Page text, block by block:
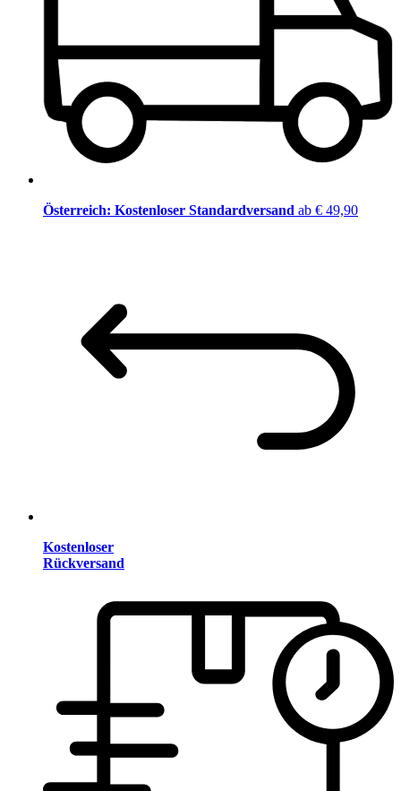
Österreich: Kostenloser Standardversand ab € 49,90
Kostenloser
Rückversand